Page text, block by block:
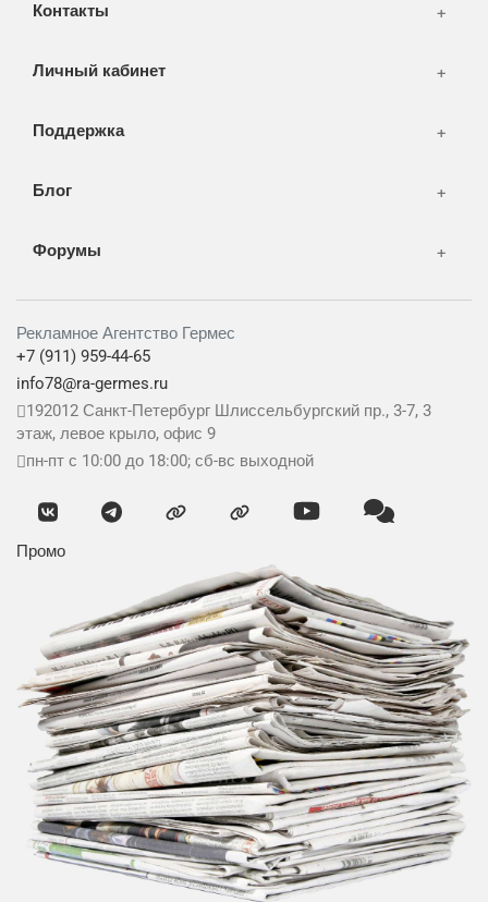
Контакты
Личный кабинет
Поддержка
Блог
Форумы
Рекламное Агентство Гермес
+7 (911) 959-44-65
info78@ra-germes.ru
192012 Санкт-Петербург Шлиссельбургский пр., 3-7, 3
этаж, левое крыло, офис 9
пн-пт с 10:00 до 18:00; сб-вс выходной
Промо